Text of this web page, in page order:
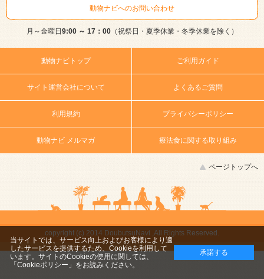
動物ナビへのお問い合わせ
月～金曜日 9:00 ～ 17：00（祝祭日・夏季休業・冬季休業を除く）
動物ナビトップ ご利用ガイド
サイト運営会社について よくあるご質問
利用規約 プライバシーポリシー
動物ナビ メルマガ 療法食に関する取り組み
ページトップへ
copyright (c) 2014 DoubutsuNavi ,All Rights Reserved.
当サイトでは、サービス向上およびお客様により適
したサービスを提供するため、Cookieを利用して
います。サイトのCookieの使用に関しては、
「Cookieポリシー」 をお読みください。
承諾する